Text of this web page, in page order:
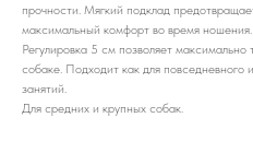
прочности. Мягкий подклад
максимальный комфорт во время ношения.
Регулировка 5 см позволяет максимально
собаке. Подходит как для повседневного
занятий.
Для средних и крупных собак.